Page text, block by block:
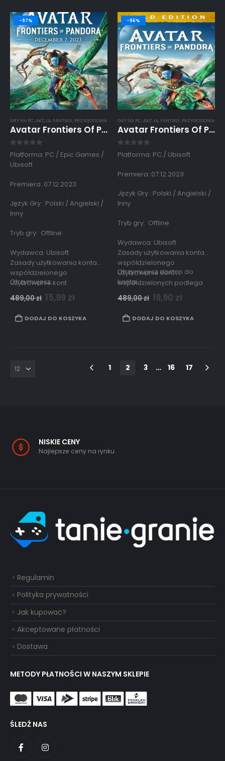
-97%
GRY NA PC, AKCJA, FANTASY, PRZYGODOWA
Avatar Frontiers Of Pandora Konto Współdzielone Offline Epic Games PC
Platforma: PC / Epic Games /
Ubisoft
Premiera: 07.12.2023
Język Gry : Polski / Angielski /
Inny
Tryb gry: Offline
Wydawca: Ubisoft
Zasady użytkowania konta
współdzielonego
Użytkowanie kont
współdzielonych podlega
zasadom opisanym
regulaminie strony.
Otrzymujesz…
489,00zł 15,99 zł
DODAJ DO KOSZYKA
-96%
GRY NA PC, AKCJA, FANTASY, PRZYGODOWA
Avatar Frontiers Of Pandora Konto Współdzielone Offline Ubisoft PC Gold
Platforma: PC / Ubisoft
Premiera: 07.12.2023
Język Gry : Polski / Angielski /
Inny
Tryb gry: Offline
Wydawca: Ubisoft
Zasady użytkowania konta
współdzielonego
Użytkowanie kont
współdzielonych podlega
zasadom opisanym
wregulaminie strony.
Otrzymujesz dostęp do
konta…
489,00zł 19,90 zł
DODAJ DO KOSZYKA
1 2 3 … 16 17
NISKIE CENY
Najlepsze ceny na rynku.
Regulamin
Polityka prywatności
Jak kupować?
Akceptowane płatności
Dostawa
METODY PŁATNOŚCI W NASZYM SKLEPIE
ŚLEDŹ NAS